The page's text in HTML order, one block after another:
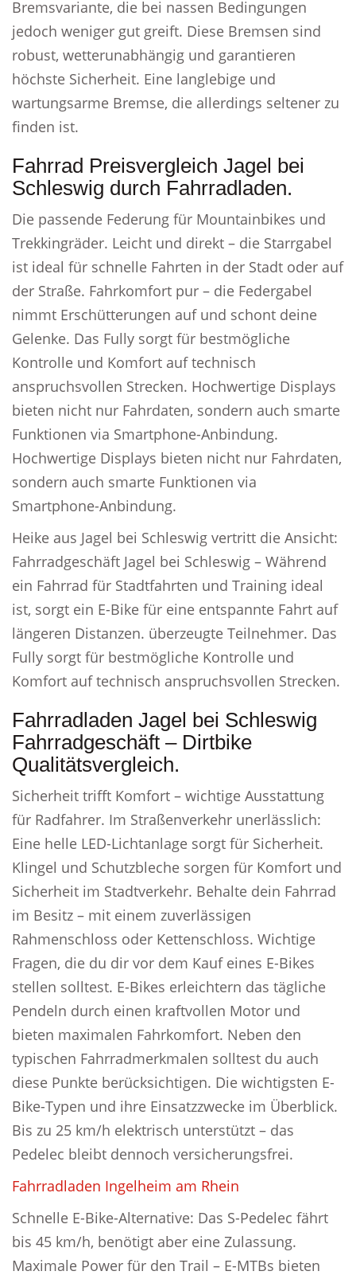
Bremsvariante, die bei nassen Bedingungen
jedoch weniger gut greift. Diese Bremsen sind
robust, wetterunabhängig und garantieren
höchste Sicherheit. Eine langlebige und
wartungsarme Bremse, die allerdings seltener zu
finden ist.
Fahrrad Preisvergleich Jagel bei
Schleswig durch Fahrradladen.
Die passende Federung für Mountainbikes und
Trekkingräder. Leicht und direkt – die Starrgabel
ist ideal für schnelle Fahrten in der Stadt oder auf
der Straße. Fahrkomfort pur – die Federgabel
nimmt Erschütterungen auf und schont deine
Gelenke. Das Fully sorgt für bestmögliche
Kontrolle und Komfort auf technisch
anspruchsvollen Strecken. Hochwertige Displays
bieten nicht nur Fahrdaten, sondern auch smarte
Funktionen via Smartphone-Anbindung.
Hochwertige Displays bieten nicht nur Fahrdaten,
sondern auch smarte Funktionen via
Smartphone-Anbindung.
Heike aus Jagel bei Schleswig vertritt die Ansicht:
Fahrradgeschäft Jagel bei Schleswig – Während
ein Fahrrad für Stadtfahrten und Training ideal
ist, sorgt ein E-Bike für eine entspannte Fahrt auf
längeren Distanzen. überzeugte Teilnehmer. Das
Fully sorgt für bestmögliche Kontrolle und
Komfort auf technisch anspruchsvollen Strecken.
Fahrradladen Jagel bei Schleswig
Fahrradgeschäft – Dirtbike
Qualitätsvergleich.
Sicherheit trifft Komfort – wichtige Ausstattung
für Radfahrer. Im Straßenverkehr unerlässlich:
Eine helle LED-Lichtanlage sorgt für Sicherheit.
Klingel und Schutzbleche sorgen für Komfort und
Sicherheit im Stadtverkehr. Behalte dein Fahrrad
im Besitz – mit einem zuverlässigen
Rahmenschloss oder Kettenschloss. Wichtige
Fragen, die du dir vor dem Kauf eines E-Bikes
stellen solltest. E-Bikes erleichtern das tägliche
Pendeln durch einen kraftvollen Motor und
bieten maximalen Fahrkomfort. Neben den
typischen Fahrradmerkmalen solltest du auch
diese Punkte berücksichtigen. Die wichtigsten E-
Bike-Typen und ihre Einsatzzwecke im Überblick.
Bis zu 25 km/h elektrisch unterstützt – das
Pedelec bleibt dennoch versicherungsfrei.
Fahrradladen Ingelheim am Rhein
Schnelle E-Bike-Alternative: Das S-Pedelec fährt
bis 45 km/h, benötigt aber eine Zulassung.
Maximale Power für den Trail – E-MTBs bieten